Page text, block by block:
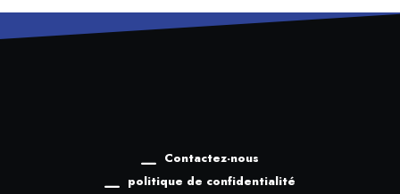
Contactez-nous
politique de confidentialité